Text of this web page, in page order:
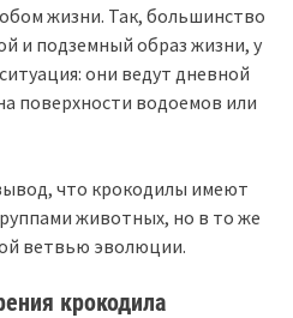
жизни. Так, большинство
и подземный образ жизни, у
они ведут дневной
поверхности водоемов или
что крокодилы имеют
животных, но в то же
ветвью эволюции.
крокодила